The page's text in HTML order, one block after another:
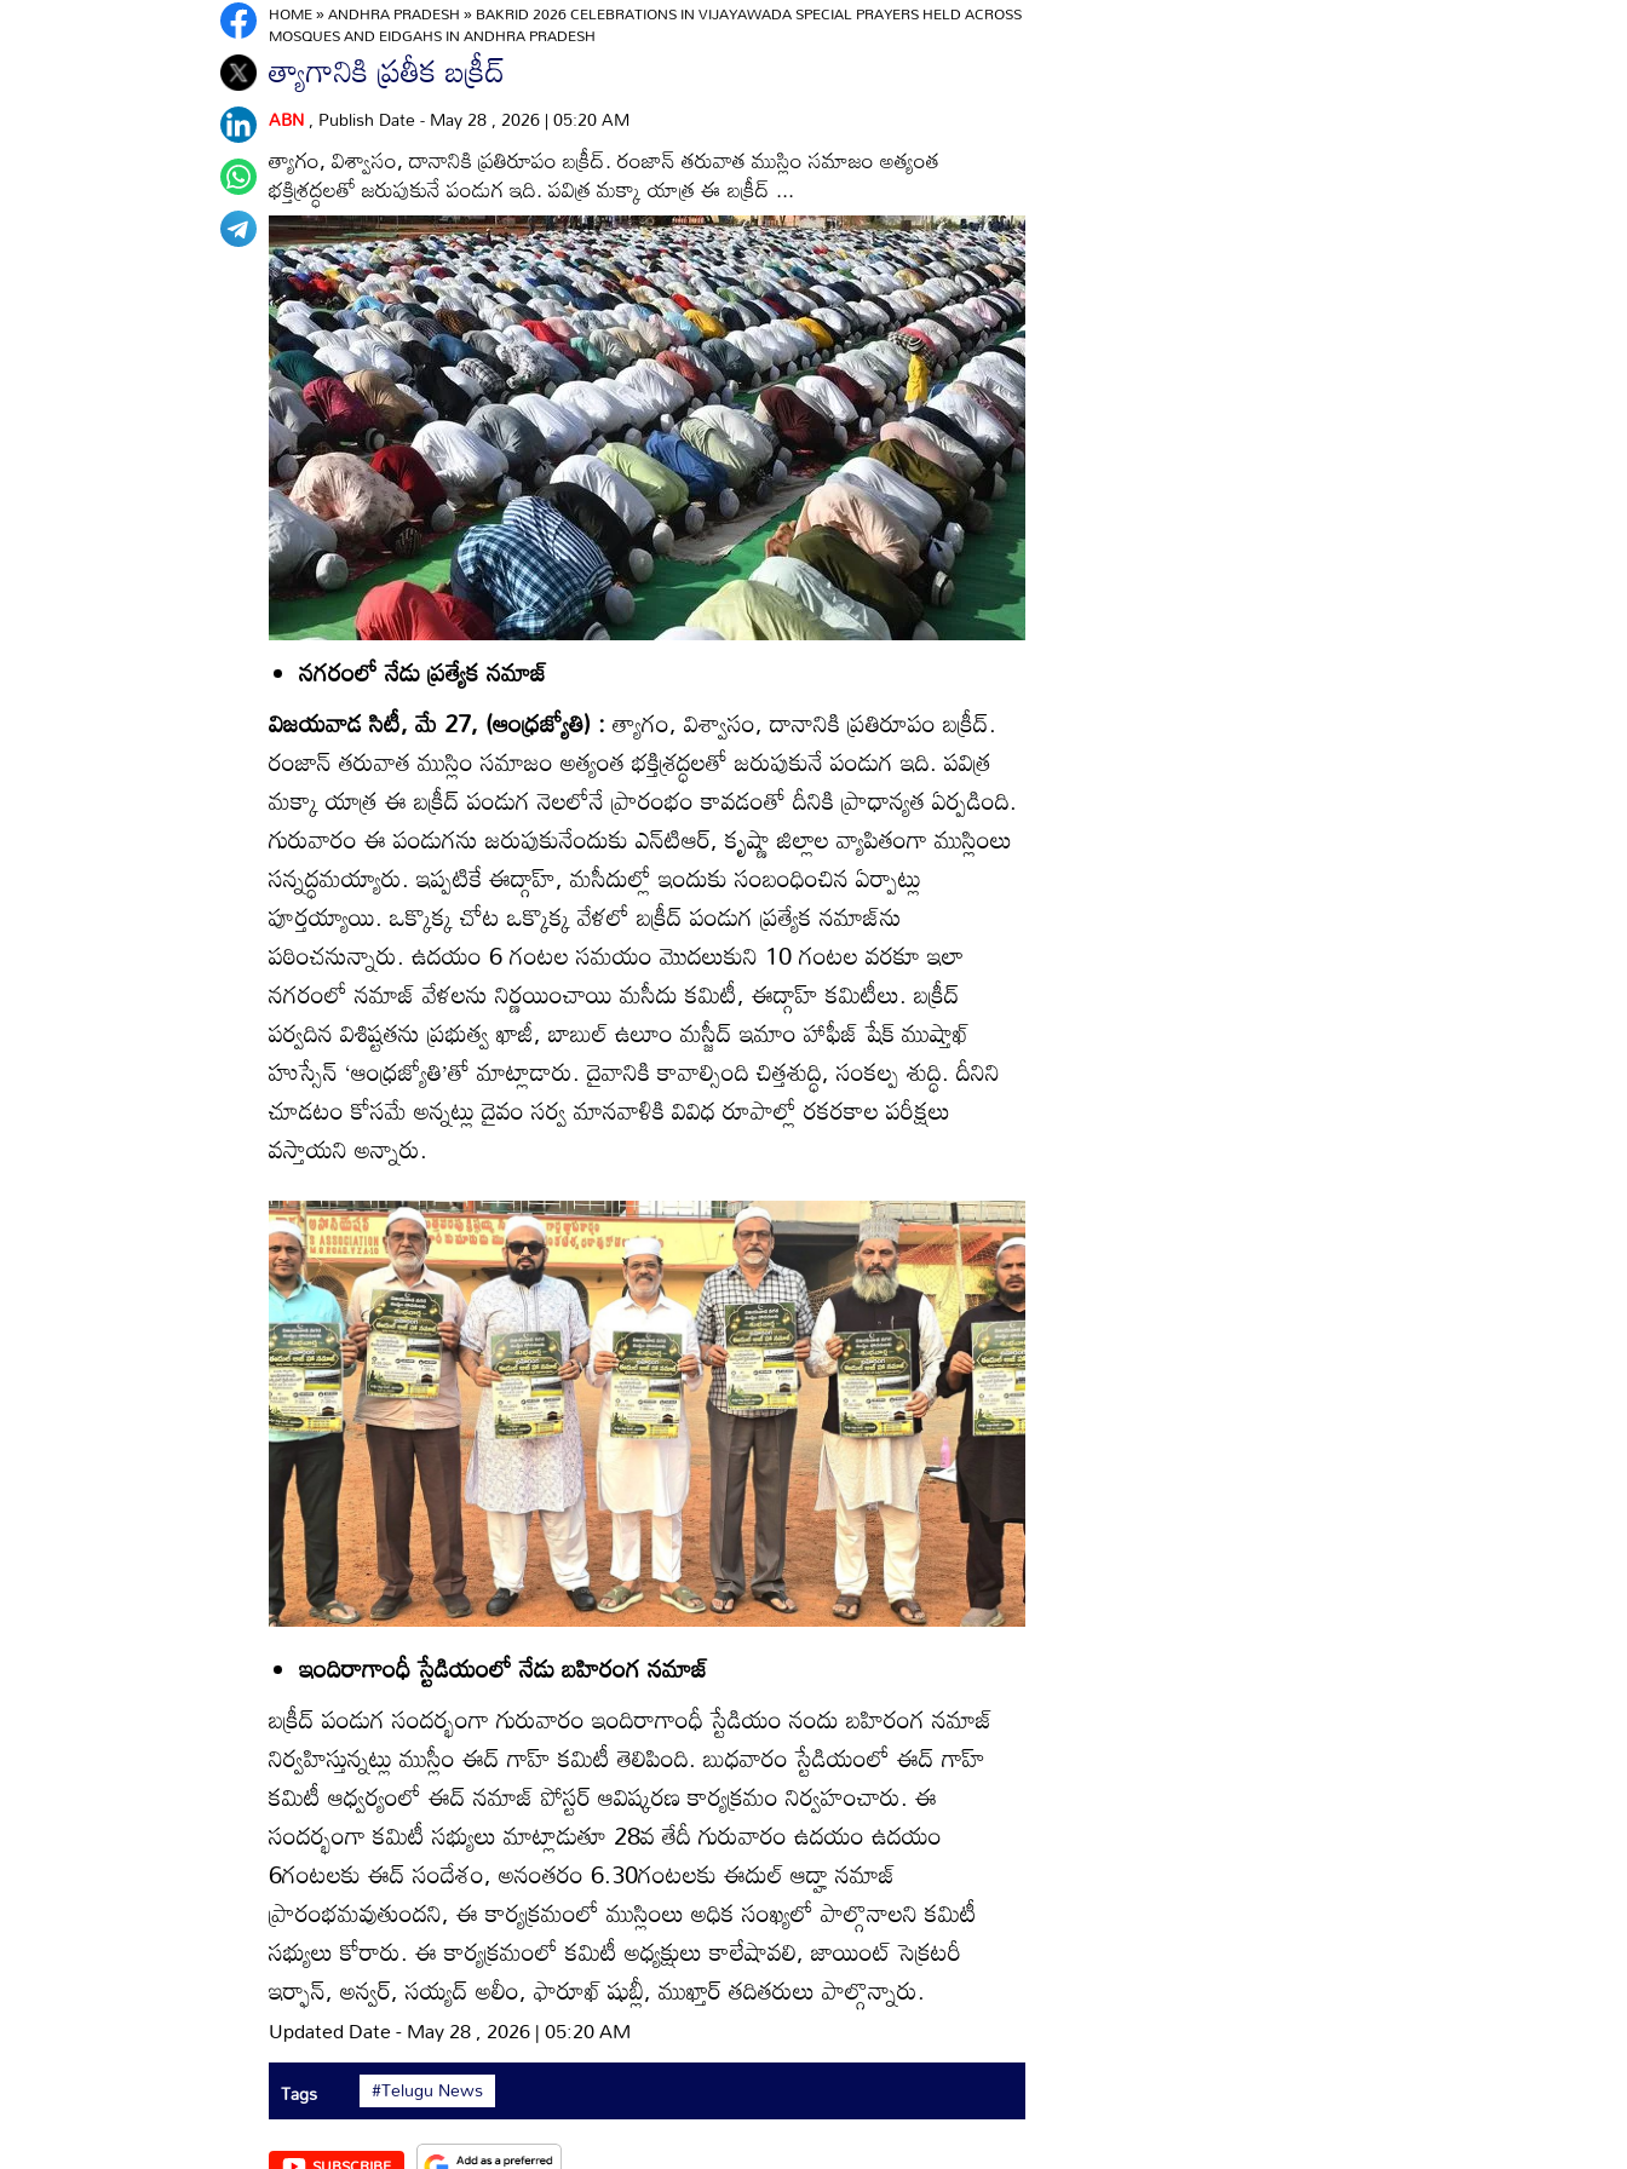
HOME»ANDHRA PRADESH»BAKRID 2026 CELEBRATIONS IN VIJAYAWADA SPECIAL PRAYERS HELD ACROSS
MOSQUES AND EIDGAHS IN ANDHRA PRADESH
త్యాగానికి ప్రతీక బక్రీద్‌
ABN, Publish Date - May 28 , 2026 | 05:20 AM
త్యాగం, విశ్వాసం, దానానికి ప్రతిరూపం బక్రీద్‌. రంజాన్‌ తరువాత ముస్లిం సమాజం అత్యంత
భక్తిశ్రద్ధలతో జరుపుకునే పండుగ ఇది. పవిత్ర మక్కా యాత్ర ఈ బక్రీద్‌ ...
నగరంలో నేడు ప్రత్యేక నమాజ్‌
విజయవాడ సిటీ, మే 27, (ఆంధ్రజ్యోతి) :త్యాగం, విశ్వాసం, దానానికి ప్రతిరూపం బక్రీద్‌.
రంజాన్‌ తరువాత ముస్లిం సమాజం అత్యంత భక్తిశ్రద్ధలతో జరుపుకునే పండుగ ఇది. పవిత్ర
మక్కా యాత్ర ఈ బక్రీద్‌ పండుగ నెలలోనే ప్రారంభం కావడంతో దీనికి ప్రాధాన్యత ఏర్పడింది.
గురువారం ఈ పండుగను జరుపుకునేందుకు ఎన్‌టిఆర్‌, కృష్ణా జిల్లాల వ్యాపితంగా ముస్లింలు
సన్నద్ధమయ్యారు. ఇప్పటికే ఈద్గాహ్‌, మసీదుల్లో ఇందుకు సంబంధించిన ఏర్పాట్లు
పూర్తయ్యాయి. ఒక్కొక్క చోట ఒక్కొక్క వేళలో బక్రీద్‌ పండుగ ప్రత్యేక నమాజ్‌ను
పఠించనున్నారు. ఉదయం 6 గంటల సమయం మొదలుకుని 10 గంటల వరకూ ఇలా
నగరంలో నమాజ్‌ వేళలను నిర్ణయించాయి మసీదు కమిటీ, ఈద్గాహ్‌ కమిటీలు. బక్రీద్‌
పర్వదిన విశిష్టతను ప్రభుత్వ ఖాజీ, బాబుల్‌ ఉలూం మస్జీద్‌ ఇమాం హాఫీజ్‌ షేక్‌ ముష్తాఖ్‌
హుస్సేన్‌ ‘ఆంధ్రజ్యోతి’తో మాట్లాడారు. దైవానికి కావాల్సింది చిత్తశుద్ధి, సంకల్ప శుద్ధి. దీనిని
చూడటం కోసమే అన్నట్లు దైవం సర్వ మానవాళికి వివిధ రూపాల్లో రకరకాల పరీక్షలు
వస్తాయని అన్నారు.
ఇందిరాగాంధీ స్టేడియంలో నేడు బహిరంగ నమాజ్‌
బక్రీద్‌ పండుగ సందర్భంగా గురువారం ఇందిరాగాంధీ స్టేడియం నందు బహిరంగ నమాజ్‌
నిర్వహిస్తున్నట్లు ముస్లీం ఈద్‌ గాహ్‌ కమిటీ తెలిపింది. బుధవారం స్టేడియంలో ఈద్‌ గాహ్‌
కమిటీ ఆధ్వర్యంలో ఈద్‌ నమాజ్‌ పోస్టర్‌ ఆవిష్కరణ కార్యక్రమం నిర్వహంచారు. ఈ
సందర్భంగా కమిటీ సభ్యులు మాట్లాడుతూ 28వ తేదీ గురువారం ఉదయం ఉదయం
6గంటలకు ఈద్‌ సందేశం, అనంతరం 6.30గంటలకు ఈదుల్‌ ఆద్హా నమాజ్‌
ప్రారంభమవుతుందని, ఈ కార్యక్రమంలో ముస్లింలు అధిక సంఖ్యలో పాల్గొనాలని కమిటీ
సభ్యులు కోరారు. ఈ కార్యక్రమంలో కమిటీ అధ్యక్షులు కాలేషావలి, జాయింట్‌ సెక్రటరీ
ఇర్ఫాన్‌, అన్వర్‌, సయ్యద్‌ అలీం, ఫారూఖ్‌ షుబ్లీ, ముఖ్తార్‌ తదితరులు పాల్గొన్నారు.
Updated Date - May 28 , 2026 | 05:20 AM
Tags #Telugu News